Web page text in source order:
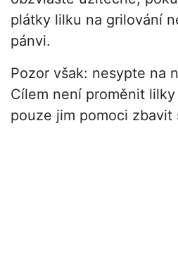
plátky lilku na grilování
pánvi.
Pozor však: nesypte na
Cílem není proměnit
pouze jim pomoci